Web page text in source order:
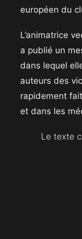
européen du
L’animatrice
a publié un
dans lequel
auteurs des
rapidement
et dans les
Le texte